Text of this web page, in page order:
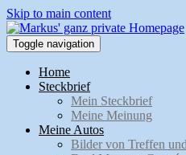
Skip to main content
Toggle navigation
Home
Steckbrief
Mein Steckbrief
Meine Meinung
Meine Autos
Bilder von Treffen